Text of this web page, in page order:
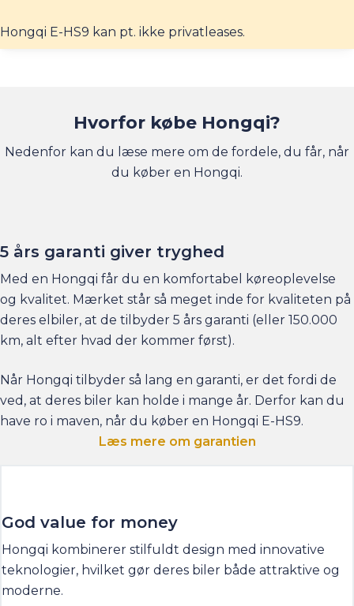
Hongqi E-HS9 kan pt. ikke privatleases.
Hvorfor købe Hongqi?
Nedenfor kan du læse mere om de fordele, du får, når
du køber en Hongqi.
5 års garanti giver tryghed
Med en Hongqi får du en komfortabel køreoplevelse
og kvalitet. Mærket står så meget inde for kvaliteten på
deres elbiler, at de tilbyder 5 års garanti (eller 150.000
km, alt efter hvad der kommer først).
Når Hongqi tilbyder så lang en garanti, er det fordi de
ved, at deres biler kan holde i mange år. Derfor kan du
have ro i maven, når du køber en Hongqi E-HS9.
Læs mere om garantien
God value for money
Hongqi kombinerer stilfuldt design med innovative
teknologier, hvilket gør deres biler både attraktive og
moderne.